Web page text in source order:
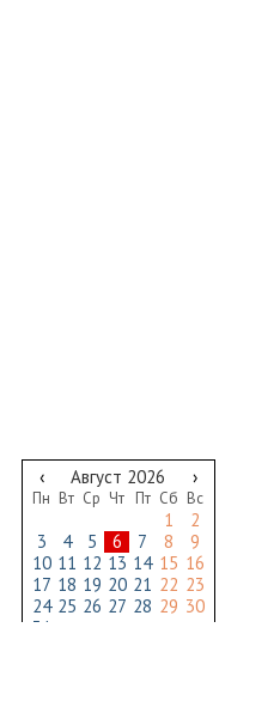
‹ Август 2026 ›
Пн Вт Ср Чт Пт Сб Вс
1
2
3
4 5 6 7 8
9
10 11 12 13 14 15 16
17 18 19 20 21 22 23
24 25 26 27 28 29 30
31